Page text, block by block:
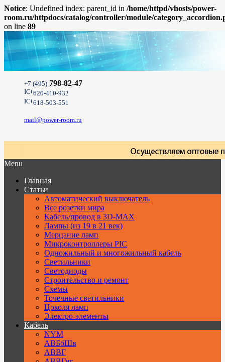
Notice: Undefined index: parent_id in /home/httpd/vhosts/power-
room.ru/httpdocs/catalog/controller/module/
on line 89
+7 (495) 798-82-47
620-410-932
618-503-551
mail@power-room.ru
Menu
Главная
Статьи
Автоматический выключатель
Все розетки мира
Кабель/провод в 3D-MAX
Лампы (из 19 в 21 век)
Мерцание ламп
Микроконтроллеры PIC
Одножильный и многожильный кабель
Светильники
Светодиоды
Строительство и ремонт
Схемы
Точечные светильники
Цоколя ламп
Электро-элементы
Кабель
NYM
АВБбШв
АВВГ